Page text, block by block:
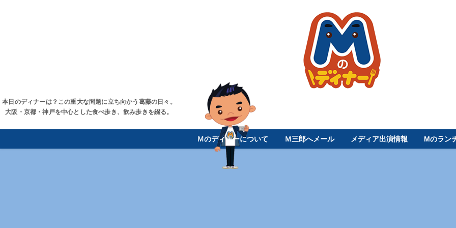
本日のディナーは？この重大な問題に立ち向かう葛藤の日々。
大阪・京都・神戸を中心とした食べ歩き、飲み歩きを綴る。
Ｍのディナーについて Ｍ三郎へメール メディア出演情報 Mのラン